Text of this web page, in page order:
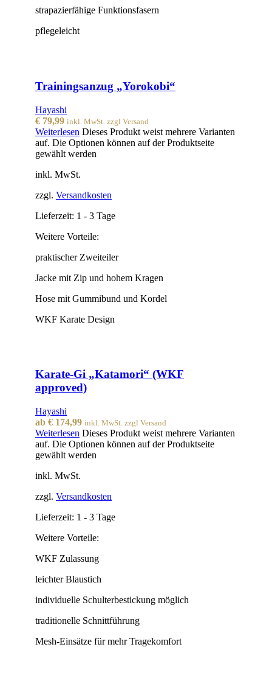
strapazierfähige Funktionsfasern
pflegeleicht
Trainingsanzug „Yorokobi“
Hayashi
€ 79,99 inkl. MwSt. zzgl Versand
Weiterlesen Dieses Produkt weist mehrere Varianten
auf. Die Optionen können auf der Produktseite
gewählt werden
inkl. MwSt.
zzgl. Versandkosten
Lieferzeit: 1 - 3 Tage
Weitere Vorteile:
praktischer Zweiteiler
Jacke mit Zip und hohem Kragen
Hose mit Gummibund und Kordel
WKF Karate Design
Karate-Gi „Katamori“ (WKF
approved)
Hayashi
ab € 174,99 inkl. MwSt. zzgl Versand
Weiterlesen Dieses Produkt weist mehrere Varianten
auf. Die Optionen können auf der Produktseite
gewählt werden
inkl. MwSt.
zzgl. Versandkosten
Lieferzeit: 1 - 3 Tage
Weitere Vorteile:
WKF Zulassung
leichter Blaustich
individuelle Schulterbestickung möglich
traditionelle Schnittführung
Mesh-Einsätze für mehr Tragekomfort